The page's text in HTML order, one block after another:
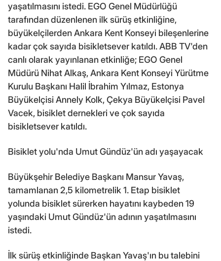
yaşatılmasını istedi. EGO Genel Müdürlüğü
tarafından düzenlenen ilk sürüş etkinliğine,
büyükelçilerden Ankara Kent Konseyi bileşenlerine
kadar çok sayıda bisikletsever katıldı. ABB TV'den
canlı olarak yayınlanan etkinliğe; EGO Genel
Müdürü Nihat Alkaş, Ankara Kent Konseyi Yürütme
Kurulu Başkanı Halil İbrahim Yılmaz, Estonya
Büyükelçisi Annely Kolk, Çekya Büyükelçisi Pavel
Vacek, bisiklet dernekleri ve çok sayıda
bisikletsever katıldı.
Bisiklet yolu'nda Umut Gündüz'ün adı yaşayacak
Büyükşehir Belediye Başkanı Mansur Yavaş,
tamamlanan 2,5 kilometrelik 1. Etap bisiklet
yolunda bisiklet sürerken hayatını kaybeden 19
yaşındaki Umut Gündüz'ün adının yaşatılmasını
istedi.
İlk sürüş etkinliğinde Başkan Yavaş'ın bu talebini